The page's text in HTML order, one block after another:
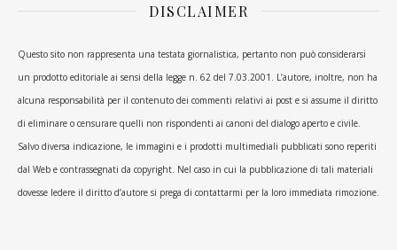
DISCLAIMER
Questo sito non rappresenta una testata giornalistica, pertanto non può considerarsi
un prodotto editoriale ai sensi della legge n. 62 del 7.03.2001. L’autore, inoltre, non ha
alcuna responsabilità per il contenuto dei commenti relativi ai post e si assume il diritto
di eliminare o censurare quelli non rispondenti ai canoni del dialogo aperto e civile.
Salvo diversa indicazione, le immagini e i prodotti multimediali pubblicati sono reperiti
dal Web e contrassegnati da copyright. Nel caso in cui la pubblicazione di tali materiali
dovesse ledere il diritto d’autore si prega di contattarmi per la loro immediata rimozione.